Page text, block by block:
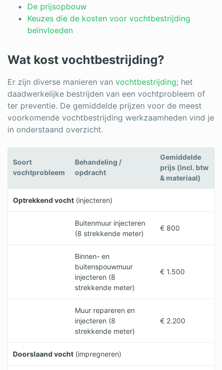
De prijsopbouw
Keuzes die de kosten voor vochtbestrijding
beïnvloeden
Wat kost vochtbestrijding?
Er zijn diverse manieren van vochtbestrijding; het
daadwerkelijke bestrijden van een vochtprobleem of
ter preventie. De gemiddelde prijzen voor de meest
voorkomende vochtbestrijding werkzaamheden vind je
in onderstaand overzicht.
Soort
vochtprobleem
Behandeling /
opdracht
Gemiddelde
prijs (incl. btw
& materiaal)
Optrekkend vocht (injecteren)
Buitenmuur injecteren
(8 strekkende meter)
€ 800
Binnen- en
buitenspouwmuur
injecteren (8
strekkende meter)
€ 1.500
Muur repareren en
injecteren (8
strekkende meter)
€ 2.200
Doorslaand vocht (impregneren)